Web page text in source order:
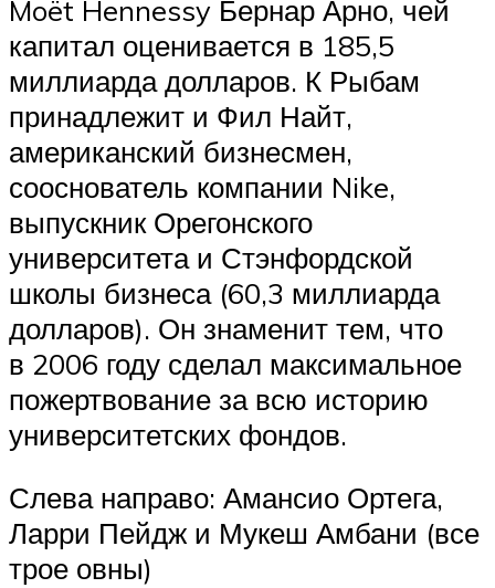
Moët Hennessy Бернар Арно, чей
капитал оценивается в 185,5
миллиарда долларов. К Рыбам
принадлежит и Фил Найт,
американский бизнесмен,
сооснователь компании Nike,
выпускник Орегонского
университета и Стэнфордской
школы бизнеса (60,3 миллиарда
долларов). Он знаменит тем, что
в 2006 году сделал максимальное
пожертвование за всю историю
университетских фондов.
Слева направо: Амансио Ортега,
Ларри Пейдж и Мукеш Амбани (все
трое овны)